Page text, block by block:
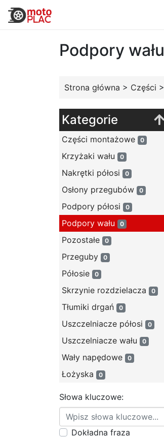
Podpory wału
Strona główna > Części >
Kategorie
Części montażowe 0
Krzyżaki wału 0
Nakrętki półosi 0
Osłony przegubów 0
Podpory półosi 0
Podpory wału 0
Pozostałe 0
Przeguby 0
Półosie 0
Skrzynie rozdzielacza 0
Tłumiki drgań 0
Uszczelniacze półosi 0
Uszczelniacze wału 0
Wały napędowe 0
Łożyska 0
Słowa kluczowe:
Dokładna fraza